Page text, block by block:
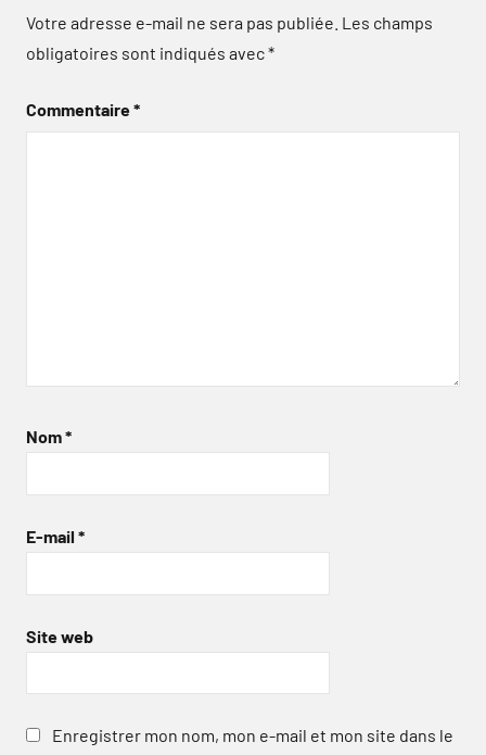
Votre adresse e-mail ne sera pas publiée. Les champs
obligatoires sont indiqués avec*
Commentaire*
Nom*
E-mail *
Site web
Enregistrer mon nom, mon e-mail et mon site dans le